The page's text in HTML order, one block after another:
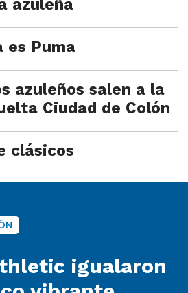
azuleña
es Puma
azuleños salen a la
Ciudad de Colón
clásicos
igualaron